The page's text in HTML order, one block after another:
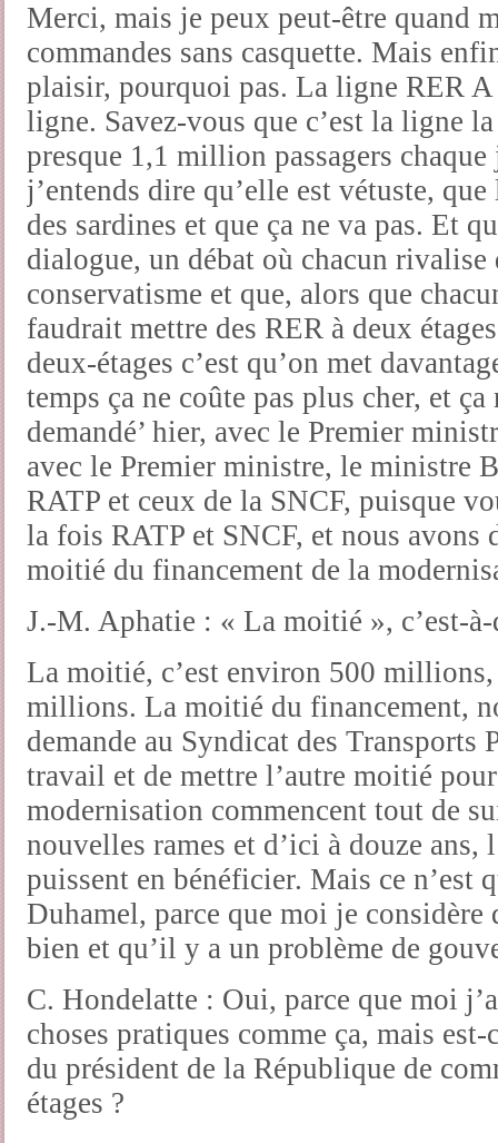
Merci, mais je peux peut-être quand
commandes sans casquette. Mais
plaisir, pourquoi pas. La ligne RER A
ligne. Savez-vous que c’est la ligne
presque 1,1 million passagers
j’entends dire qu’elle est vétuste,
des sardines et que ça ne va pas. Et
dialogue, un débat où chacun
conservatisme et que, alors que
faudrait mettre des RER à deux
deux-étages c’est qu’on met
temps ça ne coûte pas plus cher, et
demandé’ hier, avec le Premier
avec le Premier ministre, le ministre
RATP et ceux de la SNCF, puisque
la fois RATP et SNCF, et nous avons
moitié du financement de la
J.-M. Aphatie : « La moitié », c’est-
La moitié, c’est environ 500
millions. La moitié du financement,
demande au Syndicat des Transports
travail et de mettre l’autre moitié
modernisation commencent tout de
nouvelles rames et d’ici à douze ans,
puissent en bénéficier. Mais ce n’est
Duhamel, parce que moi je
bien et qu’il y a un problème de
C. Hondelatte : Oui, parce que moi
choses pratiques comme ça, mais
du président de la République de
étages ?